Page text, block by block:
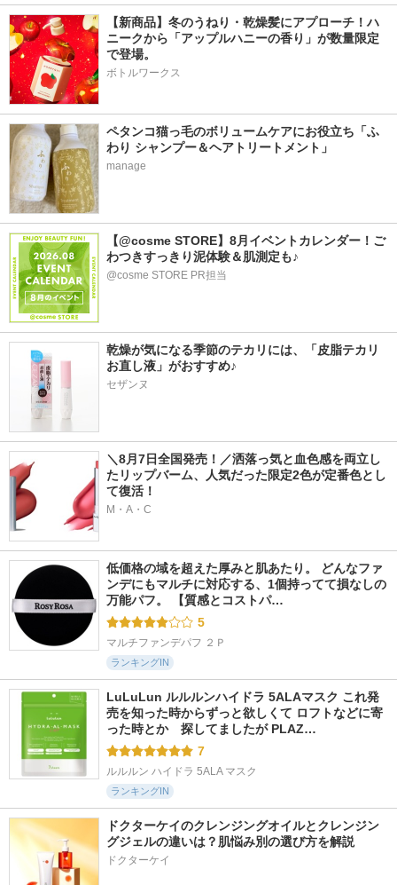
【新商品】冬のうねり・乾燥髪にアプローチ！ハ
ニークから「アップルハニーの香り」が数量限定
で登場。
ボトルワークス
ペタンコ猫っ毛のボリュームケアにお役立ち「ふ
わり シャンプー＆ヘアトリートメント」
manage
【@cosme STORE】8月イベントカレンダー！ご
わつきすっきり泥体験＆肌測定も♪
@cosme STORE PR担当
乾燥が気になる季節のテカリには、「皮脂テカリ
お直し液」がおすすめ♪
セザンヌ
＼8月7日全国発売！／洒落っ気と血色感を両立し
たリップバーム、人気だった限定2色が定番色とし
て復活！
M・A・C
低価格の域を超えた厚みと肌あたり。 どんなファ
ンデにもマルチに対応する、1個持ってて損なしの
万能パフ。 【質感とコストパ…
5
マルチファンデパフ ２Ｐ
ランキングIN
LuLuLun ルルルンハイドラ 5ALAマスク これ発
売を知った時からずっと欲しくて ロフトなどに寄
った時とか　探してましたが PLAZ…
7
ルルルン ハイドラ 5ALA マスク
ランキングIN
ドクターケイのクレンジングオイルとクレンジン
グジェルの違いは？肌悩み別の選び方を解説
ドクターケイ